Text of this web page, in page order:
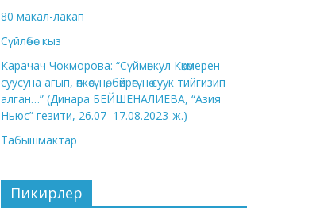
80 макал-лакап
Сүйлөбөс кыз
Карачач Чокморова: “Сүймөнкул Көкөмерен
суусуна агып, өпкөсүнө, бөйрөгүнө суук тийгизип
алган…” (Динара БЕЙШЕНАЛИЕВА, “Азия
Ньюс” гезити, 26.07–17.08.2023-ж.)
Табышмактар
Пикирлер